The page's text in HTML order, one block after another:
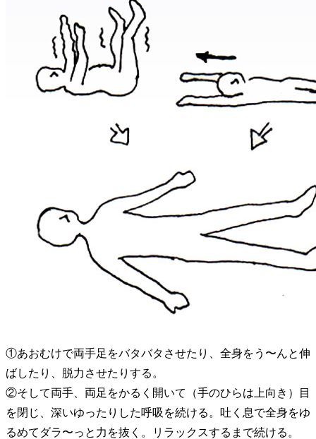
①あおむけで両手足をバタバタさせたり、全身をう〜んと伸
ばしたり、脱力させたりする。
②そして両手、両足をかるく開いて（手のひらは上向き）目
を閉じ、深いゆったりした呼吸を続ける。吐く息で全身をゆ
るめてダラ〜っと力を抜く。リラックスするまで続ける。